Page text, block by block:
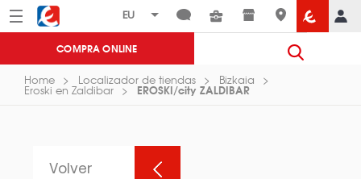
Menú Eroski
COMPRA ONLINE
Home Localizador de tiendas Bizkaia
Eroski en Zaldibar EROSKI/city ZALDIBAR
Volver